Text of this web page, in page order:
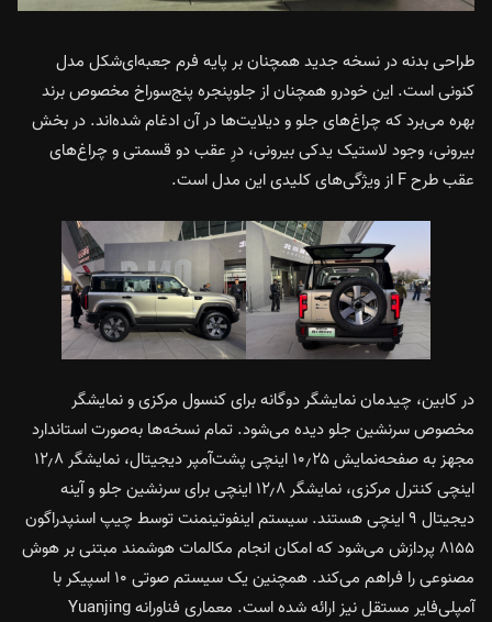
طراحی بدنه در نسخه جدید همچنان بر پایه فرم جعبه‌ای‌شکل مدل
کنونی است. این خودرو همچنان از جلوپنجره پنج‌سوراخ مخصوص برند
بهره می‌برد که چراغ‌های جلو و دیلایت‌ها در آن ادغام شده‌اند. در بخش
بیرونی، وجود لاستیک یدکی بیرونی، درِ عقب دو قسمتی و چراغ‌های
عقب طرح F از ویژگی‌های کلیدی این مدل است.
در کابین، چیدمان نمایشگر دوگانه برای کنسول مرکزی و نمایشگر
مخصوص سرنشین جلو دیده می‌شود. تمام نسخه‌ها به‌صورت استاندارد
مجهز به صفحه‌نمایش ۱۰٫۲۵ اینچی پشت‌آمپر دیجیتال، نمایشگر ۱۲٫۸
اینچی کنترل مرکزی، نمایشگر ۱۲٫۸ اینچی برای سرنشین جلو و آینه
دیجیتال ۹ اینچی هستند. سیستم اینفوتینمنت توسط چیپ اسنپدراگون
۸۱۵۵ پردازش می‌شود که امکان انجام مکالمات هوشمند مبتنی بر هوش
مصنوعی را فراهم می‌کند. همچنین یک سیستم صوتی ۱۰ اسپیکر با
آمپلی‌فایر مستقل نیز ارائه شده است. معماری فناورانه Yuanjing